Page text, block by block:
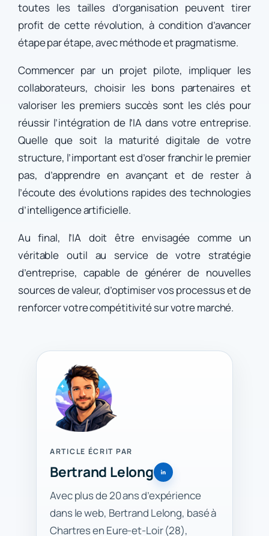
toutes les tailles d’organisation peuvent tirer
profit de cette révolution, à condition d’avancer
étape par étape, avec méthode et pragmatisme.
Commencer par un projet pilote, impliquer les
collaborateurs, choisir les bons partenaires et
valoriser les premiers succès sont les clés pour
réussir l’intégration de l’IA dans votre entreprise.
Quelle que soit la maturité digitale de votre
structure, l’important est d’oser franchir le premier
pas, d’apprendre en avançant et de rester à
l’écoute des évolutions rapides des technologies
d’intelligence artificielle.
Au final, l’IA doit être envisagée comme un
véritable outil au service de votre stratégie
d’entreprise, capable de générer de nouvelles
sources de valeur, d’optimiser vos processus et de
renforcer votre compétitivité sur votre marché.
ARTICLE ÉCRIT PAR
Bertrand Lelong
Avec plus de 20 ans d’expérience
dans le web, Bertrand Lelong, basé à
Chartres en Eure-et-Loir (28),